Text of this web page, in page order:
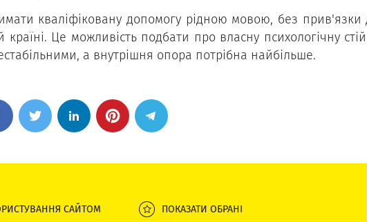
кваліфіковану допомогу рідною мовою, без прив'язки
Це можливість подбати про власну психологічну
а внутрішня опора потрібна найбільше.
САЙТОМ
ПОКАЗАТИ ОБРАНІ